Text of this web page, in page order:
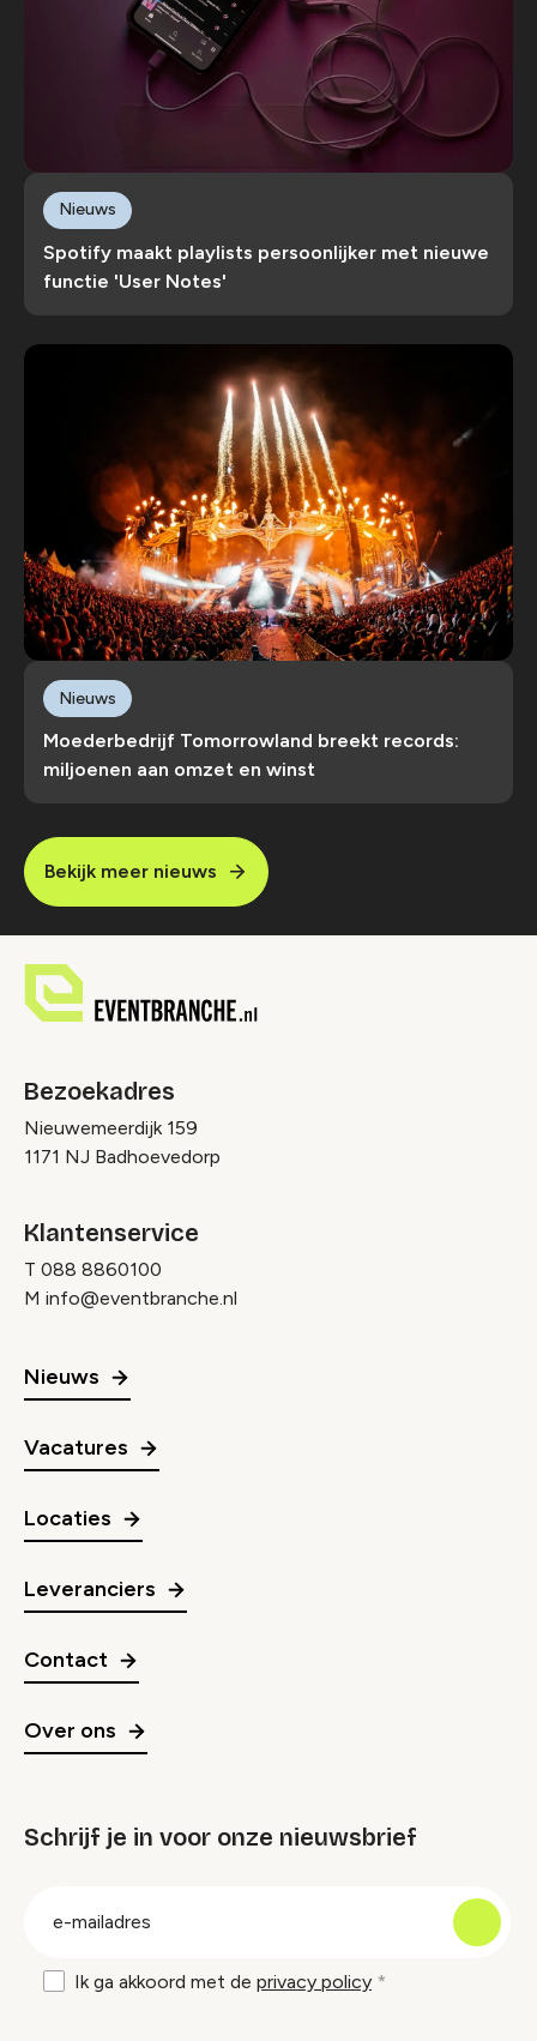
Spotify maakt playlists persoonlijker met nieuwe
functie 'User Notes'
Nieuws
Moederbedrijf Tomorrowland breekt records:
miljoenen aan omzet en winst
Nieuws
Bekijk meer nieuws
Bezoekadres
Nieuwemeerdijk 159
1171 NJ Badhoevedorp
Klantenservice
T 088 8860100
M info@eventbranche.nl
Nieuws
Vacatures
Locaties
Leveranciers
Contact
Over ons
Schrijf je in voor onze nieuwsbrief
Ik ga akkoord met de privacy policy